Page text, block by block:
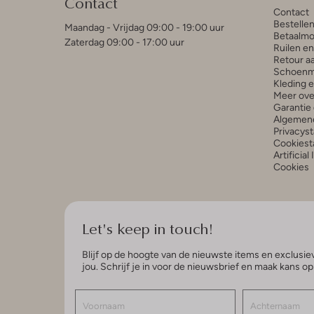
Maandag - Vrijdag 09:00 - 19:00 uur
Zaterdag 09:00 - 17:00 uur
Contact
Ruilen
Retour
Kleding
Meer
Garantie
Artificial
Cookies
Let's keep in touch!
Blijf op de hoogte van de nieuwste items en
jou. Schrijf je in voor de nieuwsbrief en maak kans